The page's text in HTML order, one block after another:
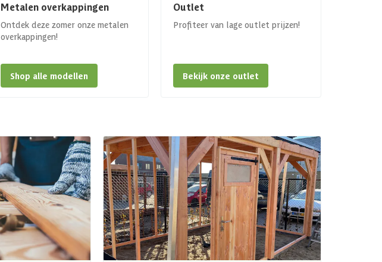
Metalen overkappingen
Ontdek deze zomer onze metalen
overkappingen!
Shop alle modellen
Outlet
Profiteer van lage outlet prijzen!
Bekijk onze outlet